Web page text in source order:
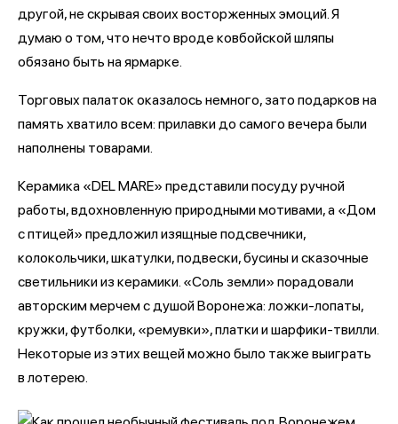
другой, не скрывая своих восторженных эмоций. Я
думаю о том, что нечто вроде ковбойской шляпы
обязано быть на ярмарке.
Торговых палаток оказалось немного, зато подарков на
память хватило всем: прилавки до самого вечера были
наполнены товарами.
Керамика «DEL MARE» представили посуду ручной
работы, вдохновленную природными мотивами, а «Дом
с птицей» предложил изящные подсвечники,
колокольчики, шкатулки, подвески, бусины и сказочные
светильники из керамики. «Соль земли» порадовали
авторским мерчем с душой Воронежа: ложки-лопаты,
кружки, футболки, «ремувки», платки и шарфики-твилли.
Некоторые из этих вещей можно было также выиграть
в лотерею.